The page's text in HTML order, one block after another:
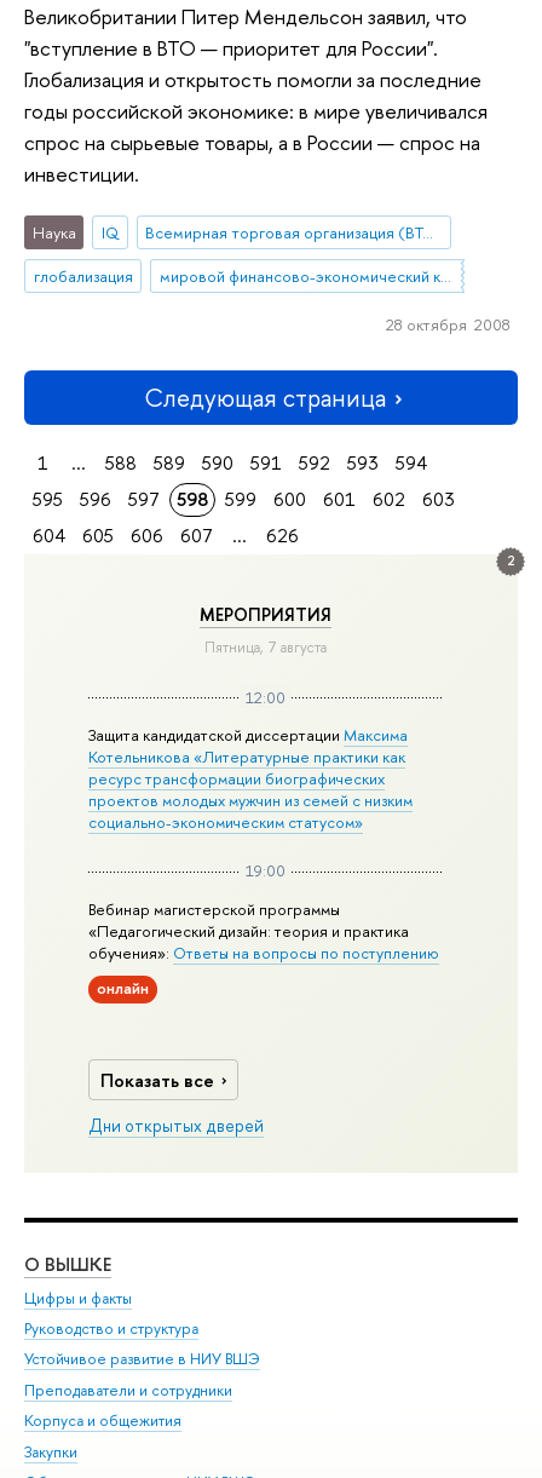
2
МЕРОПРИЯТИЯ
Пятница, 7 августа
12:00
Защита кандидатской диссертацииМаксима
Котельникова «Литературные практики как
ресурс трансформации биографических
проектов молодых мужчин из семей с низким
социально-экономическим статусом»
19:00
Вебинар магистерской программы
«Педагогический дизайн: теория и практика
обучения»: Ответы на вопросы по поступлению
онлайн
Показать все
Дни открытых дверей
Великобритании Питер Мендельсон заявил, что
"вступление в ВТО — приоритет для России".
Глобализация и открытость помогли за последние
годы российской экономике: в мире увеличивался
спрос на сырьевые товары, а в России — спрос на
инвестиции.
Наука IQ
Всемирная торговая организация (ВТО)
глобализация
мировой финансово-экономический кризис
28 октября 2008
Следующая страница
1 ... 588 589 590 591 592 593
594
595
596 597 598 599 600 601 602
603
604
605 606 607 ... 626
О ВЫШКЕ
Цифры и факты
Руководство и структура
Устойчивое развитие в НИУ ВШЭ
Преподаватели и сотрудники
Корпуса и общежития
Закупки